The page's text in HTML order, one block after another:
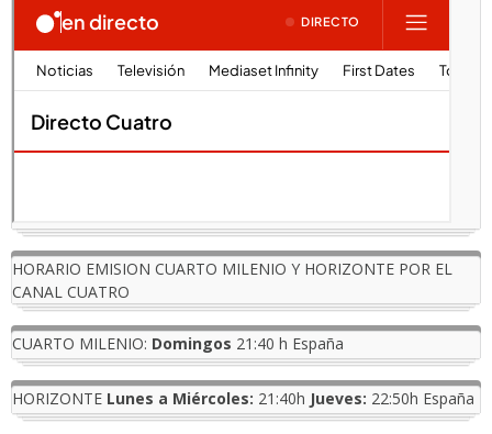
HORARIO EMISION CUARTO MILENIO Y HORIZONTE POR EL
CANAL CUATRO
CUARTO MILENIO: Domingos 21:40 h España
HORIZONTE Lunes a Miércoles: 21:40h Jueves: 22:50h España